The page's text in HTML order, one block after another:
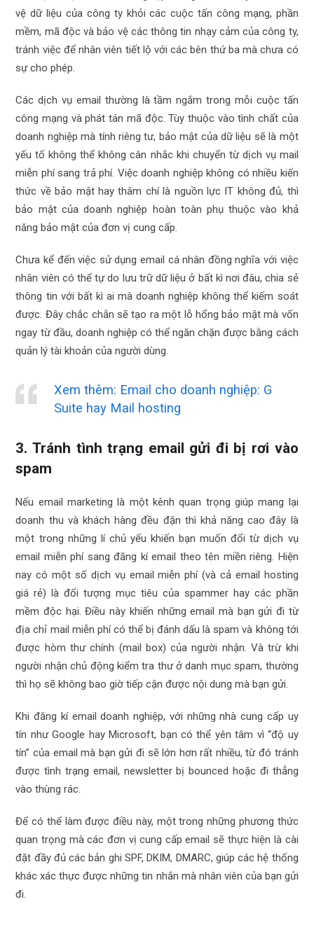
vệ dữ liệu của công ty khỏi các cuộc tấn công mạng, phần
mềm, mã độc và bảo vệ các thông tin nhạy cảm của công ty,
tránh việc để nhân viên tiết lộ với các bên thứ ba mà chưa có
sự cho phép.
Các dịch vụ email thường là tầm ngắm trong mỗi cuộc tấn
công mạng và phát tán mã độc. Tùy thuộc vào tình chất của
doanh nghiệp mà tính riêng tư, bảo mật của dữ liệu sẽ là một
yếu tố không thể không cân nhắc khi chuyển từ dịch vụ mail
miễn phí sang trả phí. Việc doanh nghiệp không có nhiều kiến
thức về bảo mật hay thâm chí là nguồn lực IT không đủ, thì
bảo mật của doanh nghiệp hoàn toàn phụ thuộc vào khả
năng bảo mật của đơn vị cung cấp.
Chưa kể đến việc sử dụng email cá nhân đồng nghĩa với việc
nhân viên có thể tự do lưu trữ dữ liệu ở bất kì nơi đâu, chia sẻ
thông tin với bất kì ai mà doanh nghiệp không thể kiếm soát
được. Đây chắc chắn sẽ tạo ra một lỗ hổng bảo mật mà vốn
ngay từ đầu, doanh nghiệp có thể ngăn chặn được bằng cách
quản lý tài khoản của người dùng.
Xem thêm: Email cho doanh nghiệp: G
Suite hay Mail hosting
3. Tránh tình trạng email gửi đi bị rơi vào
spam
Nếu email marketing là một kênh quan trọng giúp mang lại
doanh thu và khách hàng đều đặn thì khả năng cao đây là
một trong những lí chủ yếu khiến bạn muốn đổi từ dịch vụ
email miễn phí sang đăng kí email theo tên miền riêng. Hiện
nay có một số dịch vụ email miễn phí (và cả email hosting
giá rẻ) là đối tượng mục tiêu của spammer hay các phần
mềm độc hại. Điều này khiến những email mà bạn gửi đi từ
địa chỉ mail miễn phí có thể bị đánh dấu là spam và không tới
được hòm thư chính (mail box) của người nhận. Và trừ khi
người nhận chủ động kiểm tra thư ở danh mục spam, thường
thì họ sẽ không bao giờ tiếp cận được nội dung mà bạn gửi.
Khi đăng kí email doanh nghiệp, với những nhà cung cấp uy
tín như Google hay Microsoft, bạn có thể yên tâm vì “độ uy
tín” của email mà bạn gửi đi sẽ lớn hơn rất nhiều, từ đó tránh
được tình trạng email, newsletter bị bounced hoặc đi thẳng
vào thùng rác.
Để có thể làm được điều này, một trong những phương thức
quan trọng mà các đơn vị cung cấp email sẽ thực hiện là cài
đặt đầy đủ các bản ghi SPF, DKIM, DMARC, giúp các hệ thống
khác xác thực được những tin nhắn mà nhân viên của bạn gửi
đi.